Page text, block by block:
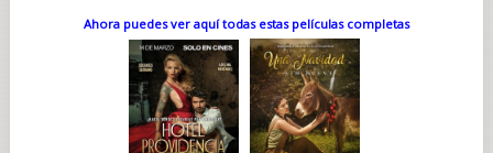
Ahora puedes ver aquí todas estas películas completas